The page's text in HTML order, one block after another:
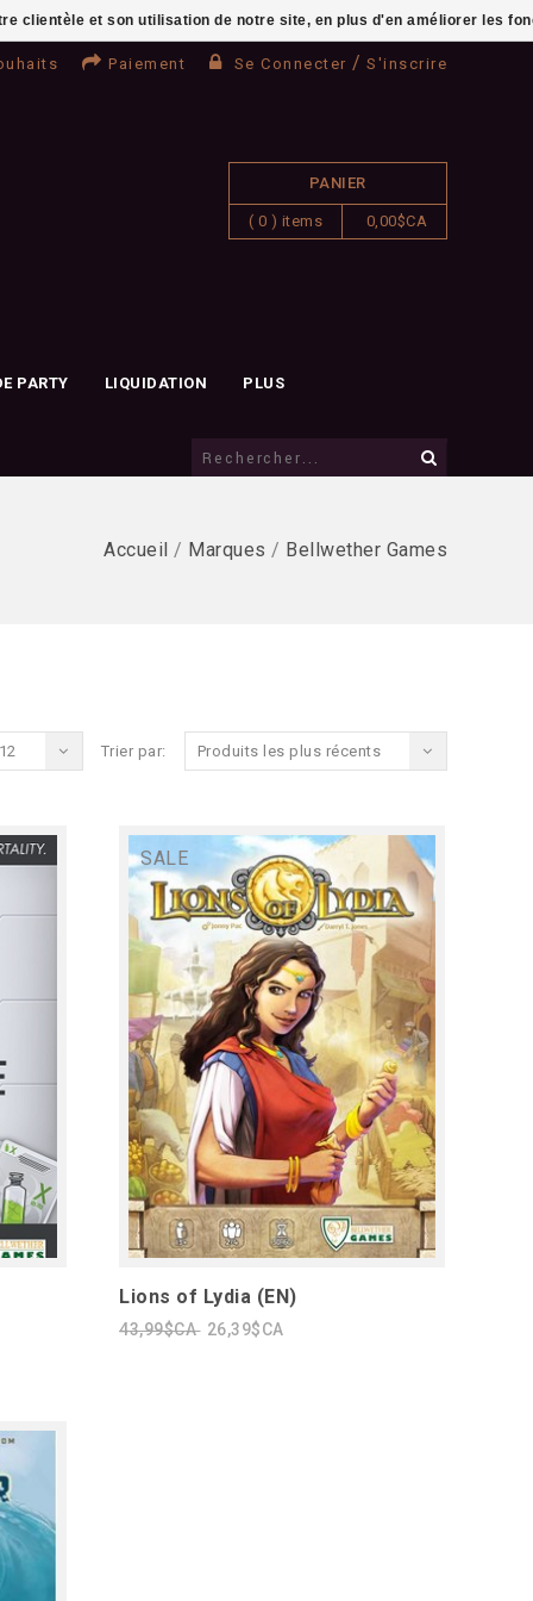
Paiement Se Connecter / S'inscrire
PANIER
( 0 ) items 0,00$CA
PARTY LIQUIDATION PLUS
Accueil / Marques / Bellwether Games
Trier par: Produits les plus récents
SALE
Lions of Lydia (EN)
43,99$CA 26,39$CA
clientèle et son utilisation de notre site, en plus d'en améliorer les